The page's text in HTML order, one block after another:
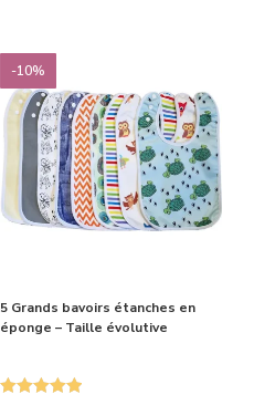
-10%
5 Grands bavoirs étanches en
éponge – Taille évolutive